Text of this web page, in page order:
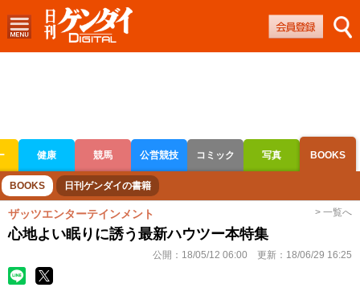
健康 競馬 公営競技 コミック 写真 BOOKS
ボートレース 競輪 オートレース
BOOKS 日刊ゲンダイの書籍
ザッツエンターテインメント > 一覧へ
心地よい眠りに誘う最新ハウツー本特集
公開： 18/05/12 06:00 更新： 18/06/29 16:25